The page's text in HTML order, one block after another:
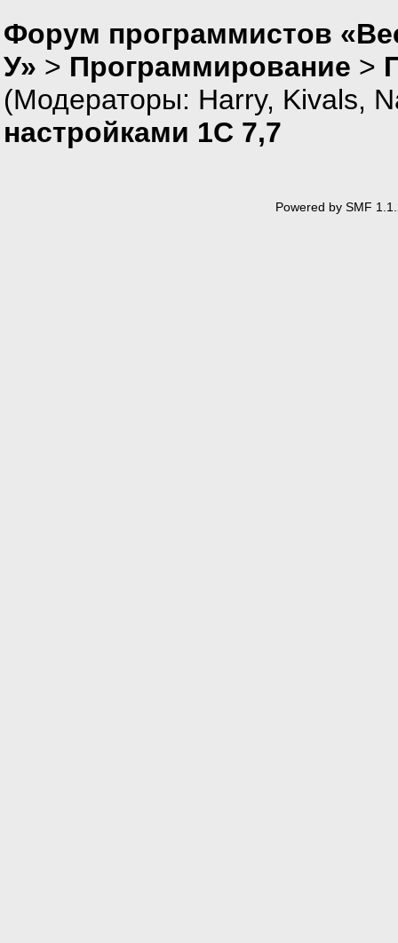
Форум программистов
У» > Программирование >
(Модераторы: Harry, Kivals,
настройками 1С 7,7
Powered by SMF